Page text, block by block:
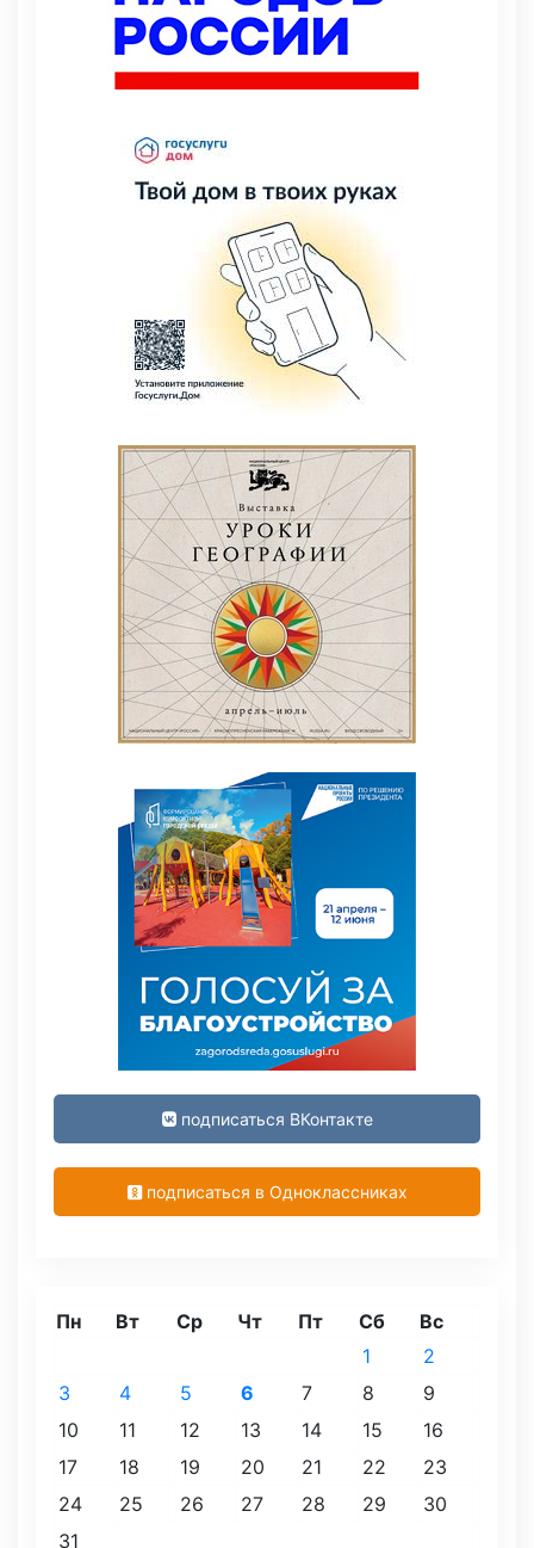
подписаться ВКонтакте
подписаться в Одноклассниках
Пн Вт Ср Чт Пт Сб
Вс
1
2
3
4 5 6 7 8
9
10
11 12 13 14 15
16
17
18 19 20 21 22
23
24
25 26 27 28 29
30
31